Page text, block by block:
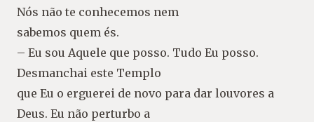
Nós não te conhecemos nem
sabemos quem és.
– Eu sou Aquele que posso. Tudo Eu posso.
Desmanchai este Templo
que Eu o erguerei de novo para dar louvores a
Deus. Eu não perturbo a